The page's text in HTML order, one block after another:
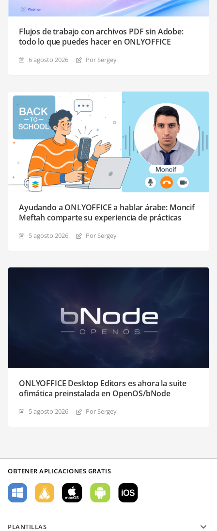
Flujos de trabajo con archivos PDF sin Adobe:
todo lo que puedes hacer en ONLYOFFICE
6 agosto 2026 Por Sergey
Ayudando a ONLYOFFICE a hablar árabe: Moncif
Meftah comparte su experiencia de prácticas
5 agosto 2026 Por Sergey
ONLYOFFICE Desktop Editors es ahora la suite
ofimática preinstalada en OpenOS/bNode
5 agosto 2026 Por Sergey
OBTENER APLICACIONES GRATIS
PLANTILLAS